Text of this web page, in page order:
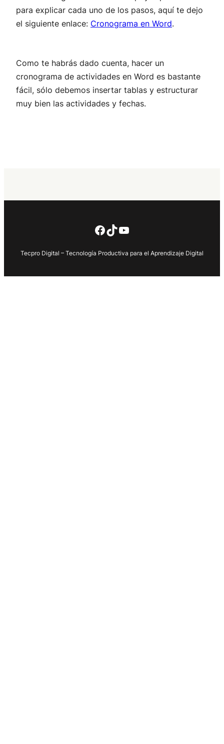
para explicar cada uno de los pasos, aquí te dejo
el siguiente enlace: Cronograma en Word.
Como te habrás dado cuenta, hacer un
cronograma de actividades en Word es bastante
fácil, sólo debemos insertar tablas y estructurar
muy bien las actividades y fechas.
Facebook
TikTok
YouTube
Tecpro Digital – Tecnología Productiva para el Aprendizaje Digital